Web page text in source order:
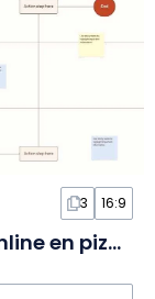
3 16:9
Diagrama BPMN de compras online en pizarra